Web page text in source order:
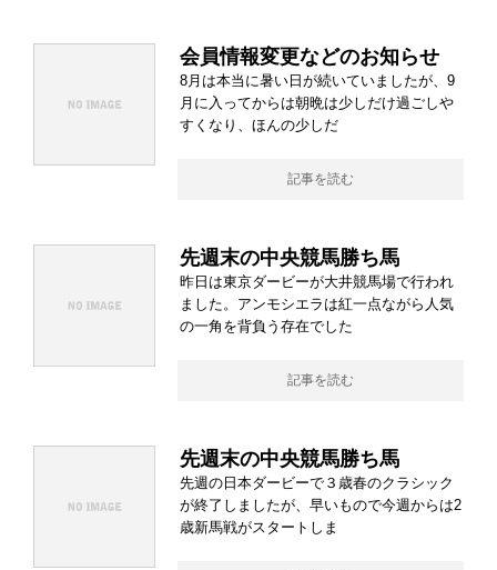
会員情報変更などのお知らせ
8月は本当に暑い日が続いていましたが、9
月に入ってからは朝晩は少しだけ過ごしや
すくなり、ほんの少しだ
記事を読む
先週末の中央競馬勝ち馬
昨日は東京ダービーが大井競馬場で行われ
ました。アンモシエラは紅一点ながら人気
の一角を背負う存在でした
記事を読む
先週末の中央競馬勝ち馬
先週の日本ダービーで３歳春のクラシック
が終了しましたが、早いもので今週からは2
歳新馬戦がスタートしま